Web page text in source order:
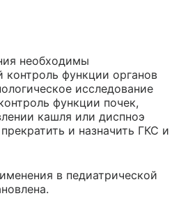
необходимы
контроль функции органов
исследование
функции почек,
кашля или диспноэ
и назначить ГКС и
в педиатрической